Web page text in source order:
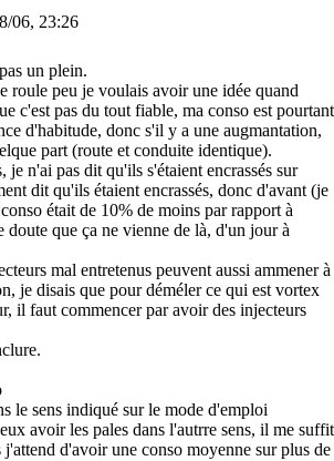
06, 23:26
un plein.
roule peu je voulais avoir une idée quand
c'est pas du tout fiable, ma conso est pourtant
d'habitude, donc s'il y a une augmantation,
part (route et conduite identique).
je n'ai pas dit qu'ils s'étaient encrassés sur
dit qu'ils étaient encrassés, donc d'avant (je
était de 10% de moins par rapport à
doute que ça ne vienne de là, d'un jour à
mal entretenus peuvent aussi ammener à
je disais que pour déméler ce qui est vortex
il faut commencer par avoir des injecteurs
le sens indiqué sur le mode d'emploi
avoir les pales dans l'autrre sens, il me suffit
d'avoir une conso moyenne sur plus de